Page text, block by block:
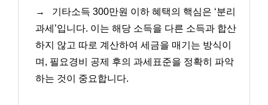
→
기타소득 300만원 이하 혜택의 핵심은 ‘분리
과세’입니다. 이는 해당 소득을 다른 소득과 합산
하지 않고 따로 계산하여 세금을 매기는 방식이
며, 필요경비 공제 후의 과세표준을 정확히 파악
하는 것이 중요합니다.